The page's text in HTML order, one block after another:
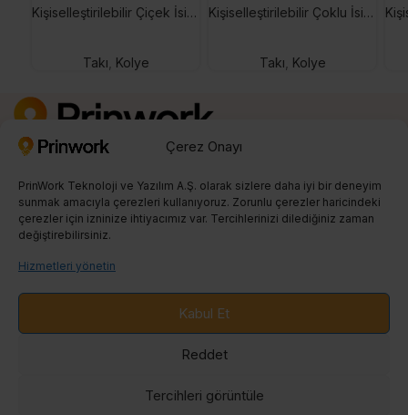
Çerez Onayı
PrinWork Teknoloji ve Yazılım A.Ş. olarak sizlere daha iyi bir deneyim
sunmak amacıyla çerezleri kullanıyoruz. Zorunlu çerezler haricindeki
çerezler için izninize ihtiyacımız var. Tercihlerinizi dilediğiniz zaman
değiştirebilirsiniz.
Hizmetleri yönetin
Kabul Et
Reddet
Tercihleri ​​görüntüle
Kişiselleştirilebilir Çiçek İsim Kolye
Takı Kolye
Kişiselleştirilebilir Çoklu İsim Kolye
Takı Kolye
Kayıt Ol
info@prinwork.com
PRINT ON DEMAND